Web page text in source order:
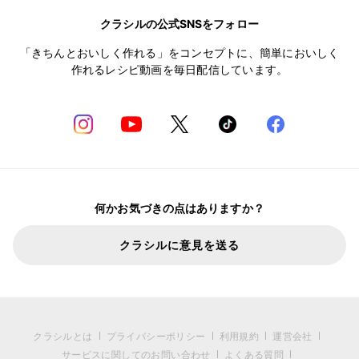
クラシルの公式SNSをフォロー
「きちんとおいしく作れる」をコンセプトに、簡単においしく
作れるレシピ動画を毎日配信しています。
何かお気づきの点はありますか？
クラシルに意見を送る
クラシルとは プライバシーポリシー 利用規約
運営会社
サービスに関してのお問い合わせ
よくある質問